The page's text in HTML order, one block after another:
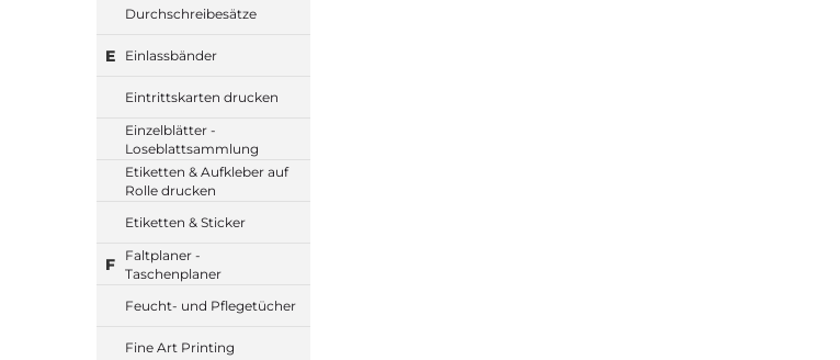
Durchschreibesätze
E Einlassbänder
Eintrittskarten drucken
Einzelblätter -
Loseblattsammlung
Etiketten & Aufkleber auf
Rolle drucken
Etiketten & Sticker
F
Faltplaner -
Taschenplaner
Feucht- und Pflegetücher
Fine Art Printing